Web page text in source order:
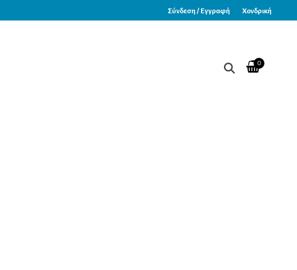
Σύνδεση / Εγγραφή Χονδρική
0